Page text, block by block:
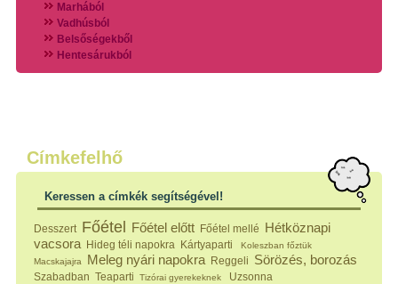
Marhából
Vadhúsból
Belsőségekből
Hentesárukból
Vadszárnyasokból
Köretek
Klasszikus főzelékek
Zöldséges ételek
Hidegkonyhai készítmények
Főtt tészták
Zsiradékban sült tészták
Sütőben sült tészták
Címkefelhő
Keressen a címkék segítségével!
Desszert Főétel Főétel előtt Főétel mellé Hétköznapi
vacsora Hideg téli napokra Kártyaparti
Koleszban főztük
Macskajajra
Meleg nyári napokra Reggeli Sörözés, borozás
Szabadban Teaparti Tizórai gyerekeknek Uzsonna